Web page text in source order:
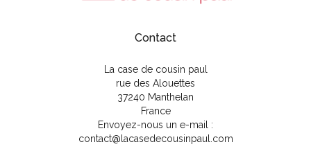
Contact
La case de cousin paul
rue des Alouettes
37240 Manthelan
France
Envoyez-nous un e-mail :
contact@lacasedecousinpaul.com